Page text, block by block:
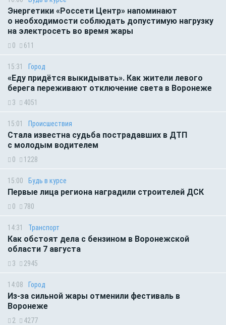
Энергетики «Россети Центр» напоминают
о необходимости соблюдать допустимую нагрузку
на электросеть во время жары
0 611
15:31 Город
«Еду придётся выкидывать». Как жители левого
берега переживают отключение света в Воронеже
3 4051
15:01 Происшествия
Стала известна судьба пострадавших в ДТП
с молодым водителем
0 1228
15:00 Будь в курсе
Первые лица региона наградили строителей ДСК
0 780
14:31 Транспорт
Как обстоят дела с бензином в Воронежской
области 7 августа
3 2945
14:08 Город
Из-за сильной жары отменили фестиваль в
Воронеже
2 4277